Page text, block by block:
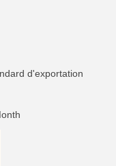
d'exportation